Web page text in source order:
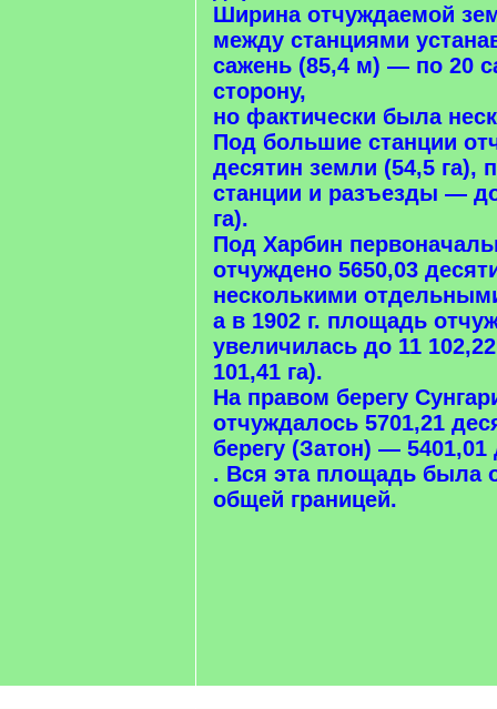
Ширина отчуждаемой
между станциями
сажень (85,4 м) — по 20
сторону,
но фактически была
Под большие станции
десятин земли (54,5 га),
станции и разъезды —
га).
Под Харбин
отчуждено 5650,03
несколькими
а в 1902 г. площадь
увеличилась до 11
101,41 га).
На правом берегу
отчуждалось 5701,21
берегу (Затон) —
. Вся эта площадь была
общей границей.